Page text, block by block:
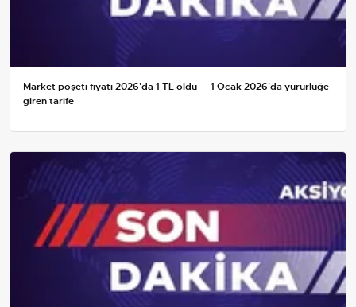
Market poşeti fiyatı 2026'da 1 TL oldu — 1 Ocak 2026'da yürürlüğe
giren tarife